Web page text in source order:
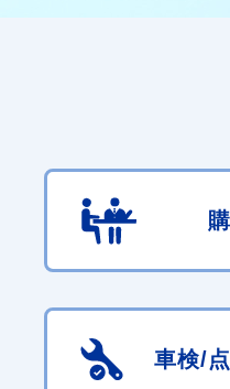
車検/